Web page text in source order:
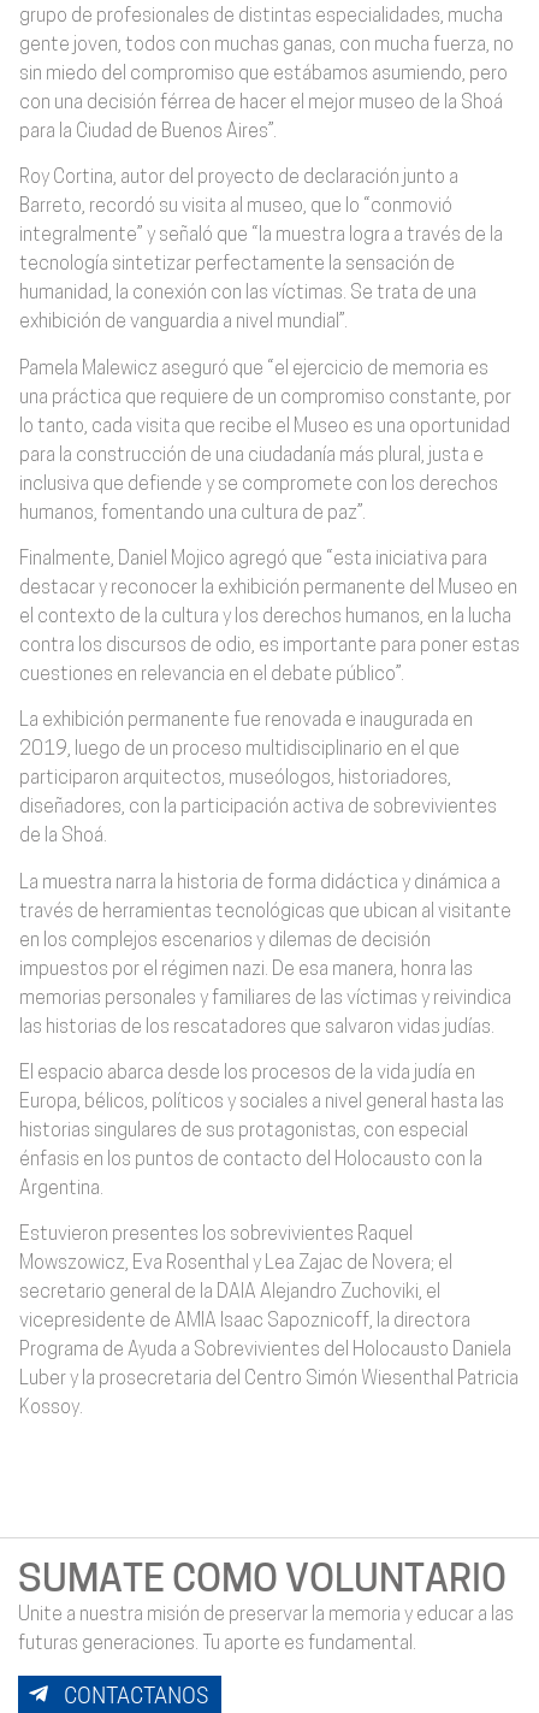
grupo de profesionales de distintas especialidades, mucha
gente joven, todos con muchas ganas, con mucha fuerza, no
sin miedo del compromiso que estábamos asumiendo, pero
con una decisión férrea de hacer el mejor museo de la Shoá
para la Ciudad de Buenos Aires”.
Roy Cortina, autor del proyecto de declaración junto a
Barreto, recordó su visita al museo, que lo “conmovió
integralmente” y señaló que “la muestra logra a través de la
tecnología sintetizar perfectamente la sensación de
humanidad, la conexión con las víctimas. Se trata de una
exhibición de vanguardia a nivel mundial”.
Pamela Malewicz aseguró que “el ejercicio de memoria es
una práctica que requiere de un compromiso constante, por
lo tanto, cada visita que recibe el Museo es una oportunidad
para la construcción de una ciudadanía más plural, justa e
inclusiva que defiende y se compromete con los derechos
humanos, fomentando una cultura de paz”.
Finalmente, Daniel Mojico agregó que “esta iniciativa para
destacar y reconocer la exhibición permanente del Museo en
el contexto de la cultura y los derechos humanos, en la lucha
contra los discursos de odio, es importante para poner estas
cuestiones en relevancia en el debate público”.
La exhibición permanente fue renovada e inaugurada en
2019, luego de un proceso multidisciplinario en el que
participaron arquitectos, museólogos, historiadores,
diseñadores, con la participación activa de sobrevivientes
de la Shoá.
La muestra narra la historia de forma didáctica y dinámica a
través de herramientas tecnológicas que ubican al visitante
en los complejos escenarios y dilemas de decisión
impuestos por el régimen nazi. De esa manera, honra las
memorias personales y familiares de las víctimas y reivindica
las historias de los rescatadores que salvaron vidas judías.
El espacio abarca desde los procesos de la vida judía en
Europa, bélicos, políticos y sociales a nivel general hasta las
historias singulares de sus protagonistas, con especial
énfasis en los puntos de contacto del Holocausto con la
Argentina.
Estuvieron presentes los sobrevivientes Raquel
Mowszowicz, Eva Rosenthal y Lea Zajac de Novera; el
secretario general de la DAIA Alejandro Zuchoviki, el
vicepresidente de AMIA Isaac Sapoznicoff, la directora
Programa de Ayuda a Sobrevivientes del Holocausto Daniela
Luber y la prosecretaria del Centro Simón Wiesenthal Patricia
Kossoy.
SUMATE COMO VOLUNTARIO
Unite a nuestra misión de preservar la memoria y educar a las
futuras generaciones. Tu aporte es fundamental.
CONTACTANOS